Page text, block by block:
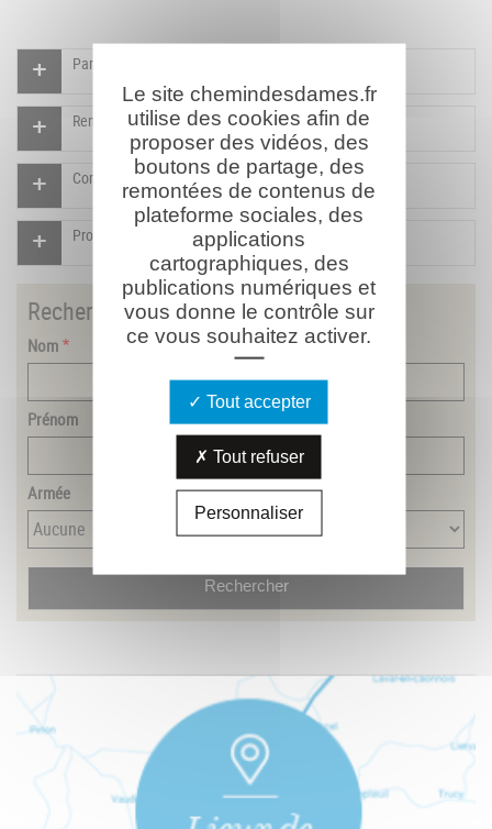
Participer à l'indexation du Mémorial virtuel
Rendre un hommage pour ce combattant
Compléter la fiche pour ce combattant
Proposer un document pour ce combattant
Rechercherun combattant
Nom
Prénom
Armée
Le site chemindesdames.fr
utilise des cookies afin de
proposer des vidéos, des
boutons de partage, des
remontées de contenus de
plateforme sociales, des
applications
cartographiques, des
publications numériques et
vous donne le contrôle sur
ce vous souhaitez activer.
Tout accepter
Tout refuser
Personnaliser